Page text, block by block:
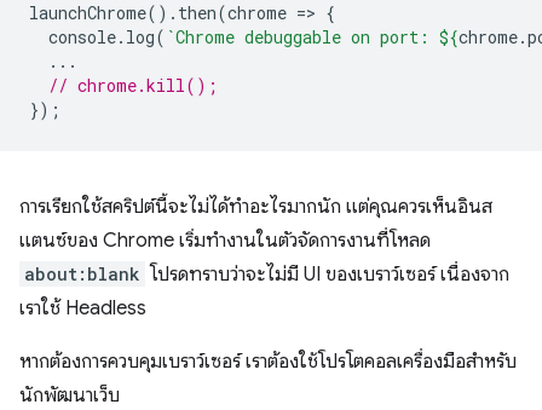
launchChrome(). then(chrome => {
console. log( `Chrome debuggable on port: ${chrome.
...
// chrome.kill();
});
การเรียกใช้สคริปต์นี้จะไม่ได้ทำอะไรมากนัก แต่คุณควรเห็นอินส
แตนซ์ของ Chrome เริ่มทำงานในตัวจัดการงานที่โหลด
about:blank โปรดทราบว่าจะไม่มี UI ของเบราว์เซอร์ เนื่องจาก
เราใช้ Headless
หากต้องการควบคุมเบราว์เซอร์ เราต้องใช้โปรโตคอลเครื่องมือสำหรับ
นักพัฒนาเว็บ